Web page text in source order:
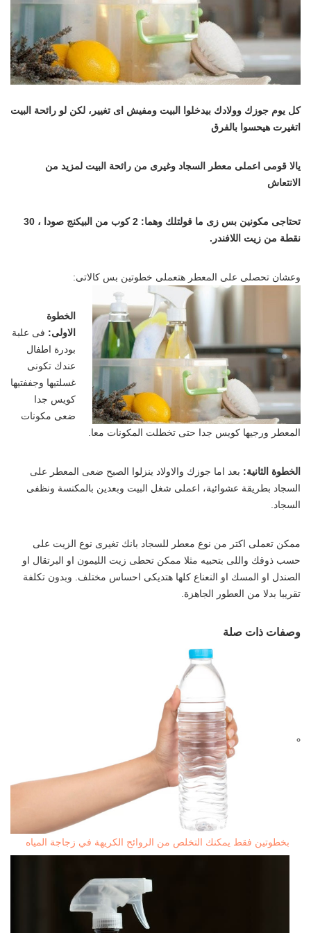
كل يوم جوزك وولادك بيدخلوا البيت ومفيش اى تغيير، لكن لو رائحة البيت
اتغيرت هيحسوا بالفرق
يالا قومى اعملى معطر السجاد وغيرى من رائحة البيت لمزيد من
الانتعاش
تحتاجى مكونين بس زى ما قولتلك وهما: 2 كوب من البيكنج صودا ، 30
نقطة من زيت اللافندر.
وعشان تحصلى على المعطر هتعملى خطوتين بس كالاتى:
الخطوة
الاولى: فى علبة
بودرة اطفال
عندك تكونى
غسلتيها وجففتيها
كويس جدا
ضعى مكونات
المعطر ورجيها كويس جدا حتى تخطلت المكونات معا.
الخطوة الثانية: بعد اما جوزك والاولاد ينزلوا الصبح ضعى المعطر على
السجاد بطريقة عشوائية، اعملى شغل البيت وبعدين بالمكنسة ونظفى
السجاد.
ممكن تعملى اكتر من نوع معطر للسجاد بانك تغيرى نوع الزيت على
حسب ذوقك واللى بتحبيه مثلا ممكن تحطى زيت الليمون او البرتقال او
الصندل او المسك او النعناع كلها هتديكى احساس مختلف. وبدون تكلفة
تقريبا بدلا من العطور الجاهزة.
وصفات ذات صلة
بخطوتين فقط يمكنك التخلص من الروائح الكريهة في زجاجة المياه